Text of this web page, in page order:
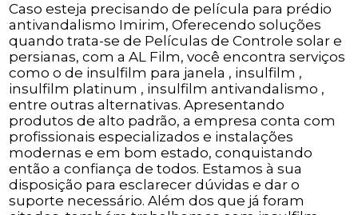
Caso esteja precisando de película para prédio
antivandalismo Imirim, Oferecendo soluções
quando trata-se de Películas de Controle solar e
persianas, com a AL Film, você encontra serviços
como o de insulfilm para janela , insulfilm ,
insulfilm platinum , insulfilm antivandalismo ,
entre outras alternativas. Apresentando
produtos de alto padrão, a empresa conta com
profissionais especializados e instalações
modernas e em bom estado, conquistando
então a confiança de todos. Estamos à sua
disposição para esclarecer dúvidas e dar o
suporte necessário. Além dos que já foram